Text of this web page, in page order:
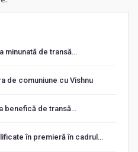
minunată de transă…
de comuniune cu Vishnu
benefică de transă…
în premieră în cadrul…